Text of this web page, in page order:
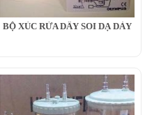
BỘ XÚC RỬA DÂY SOI DẠ DÀY